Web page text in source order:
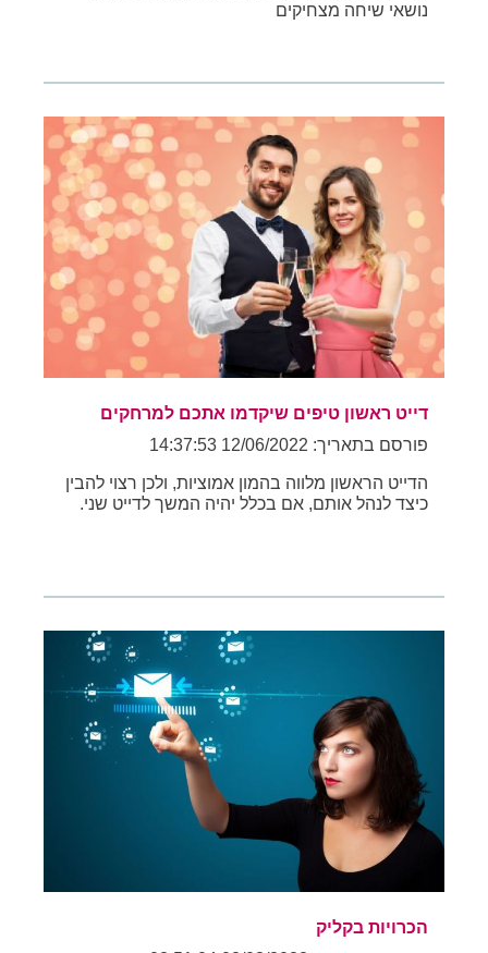
נושאי שיחה מצחיקים
דייט ראשון טיפים שיקדמו אתכם למרחקים
פורסם בתאריך: 12/06/2022 14:37:53
הדייט הראשון מלווה בהמון אמוציות, ולכן רצוי להבין
כיצד לנהל אותם, אם בכלל יהיה המשך לדייט שני.
הכרויות בקליק